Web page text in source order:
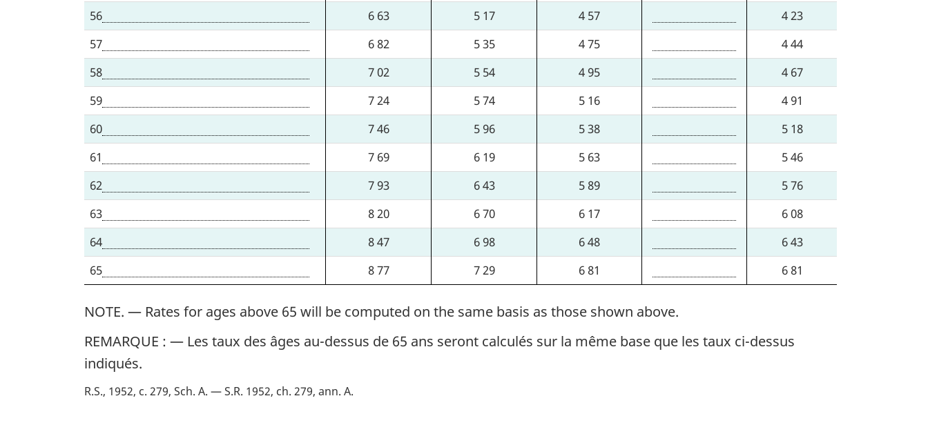
56
6 63 5 17 4 57
4 23
57
6 82 5 35 4 75
4 44
58
7 02 5 54 4 95
4 67
59
7 24 5 74 5 16
4 91
60
7 46 5 96 5 38
5 18
61
7 69 6 19 5 63
5 46
62
7 93 6 43 5 89
5 76
63
8 20 6 70 6 17
6 08
64
8 47 6 98 6 48
6 43
65
8 77 7 29 6 81 6 81
NOTE. — Rates for ages above 65 will be computed on the same basis as those shown above.
REMARQUE : — Les taux des âges au-dessus de 65 ans seront calculés sur la même base que les taux ci-dessus
indiqués.
R.S., 1952, c. 279, Sch. A. — S.R. 1952, ch. 279, ann. A